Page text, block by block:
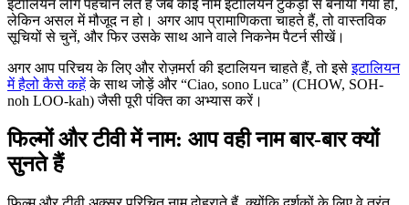
इटालियन लोग पहचान लेते हैं जब कोई नाम इटालियन टुकड़ों से बनाया गया हो,
लेकिन असल में मौजूद न हो। अगर आप प्रामाणिकता चाहते हैं, तो वास्तविक
सूचियों से चुनें, और फिर उसके साथ आने वाले निकनेम पैटर्न सीखें।
अगर आप परिचय के लिए और रोज़मर्रा की इटालियन चाहते हैं, तो इसेइटालियन
में हैलो कैसे कहेंके साथ जोड़ें और “Ciao, sono Luca” (CHOW, SOH-
noh LOO-kah) जैसी पूरी पंक्ति का अभ्यास करें।
फिल्मों और टीवी में नाम: आप वही नाम बार-बार क्यों
सुनते हैं